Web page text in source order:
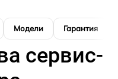
Модели Гарантия
сервис-